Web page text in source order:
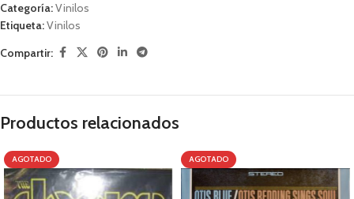
Categoría:Vinilos
Etiqueta:Vinilos
Compartir:
Productos relacionados
AGOTADO AGOTADO